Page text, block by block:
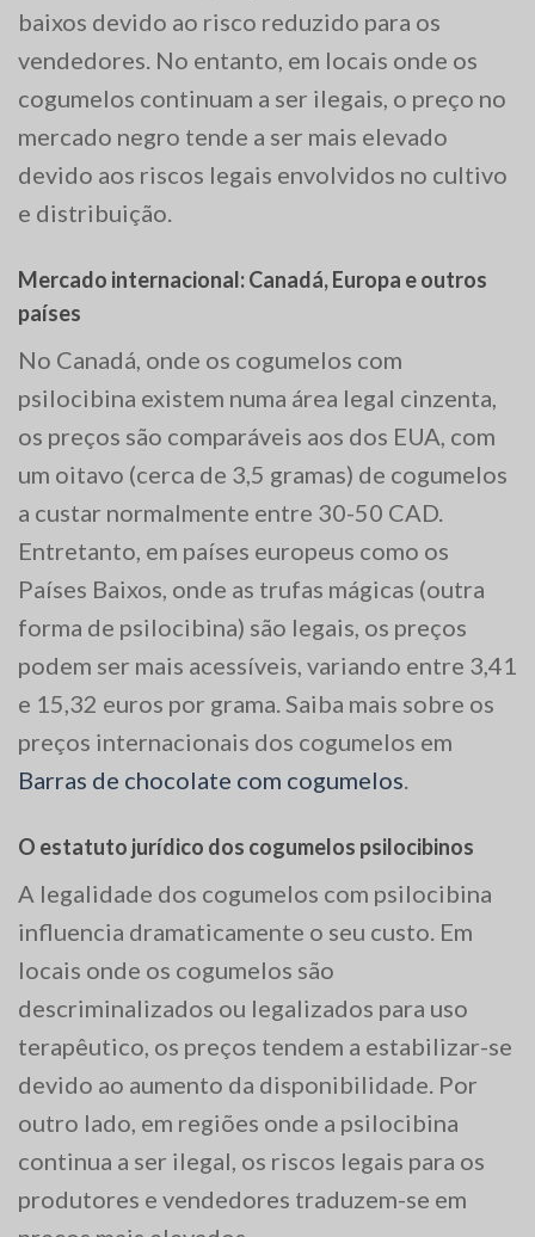
baixos devido ao risco reduzido para os
vendedores. No entanto, em locais onde os
cogumelos continuam a ser ilegais, o preço no
mercado negro tende a ser mais elevado
devido aos riscos legais envolvidos no cultivo
e distribuição.
Mercado internacional: Canadá, Europa e outros
países
No Canadá, onde os cogumelos com
psilocibina existem numa área legal cinzenta,
os preços são comparáveis aos dos EUA, com
um oitavo (cerca de 3,5 gramas) de cogumelos
a custar normalmente entre 30-50 CAD.
Entretanto, em países europeus como os
Países Baixos, onde as trufas mágicas (outra
forma de psilocibina) são legais, os preços
podem ser mais acessíveis, variando entre 3,41
e 15,32 euros por grama. Saiba mais sobre os
preços internacionais dos cogumelos em
Barras de chocolate com cogumelos.
O estatuto jurídico dos cogumelos psilocibinos
A legalidade dos cogumelos com psilocibina
influencia dramaticamente o seu custo. Em
locais onde os cogumelos são
descriminalizados ou legalizados para uso
terapêutico, os preços tendem a estabilizar-se
devido ao aumento da disponibilidade. Por
outro lado, em regiões onde a psilocibina
continua a ser ilegal, os riscos legais para os
produtores e vendedores traduzem-se em